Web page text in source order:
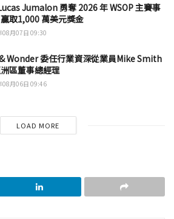
Jumalon 勇奪 2026 年 WSOP 主賽事
取1,000 萬美元獎金
08月07日 09:30
Wonder 委任行業資深從業員Mike Smith
區董事總經理
08月06日 09:46
LOAD MORE